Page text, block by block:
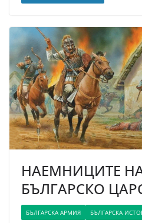
НАЕМНИЦИТЕ
БЪЛГАРСКО
БЪЛГАРСКА АРМИЯ БЪЛГАРСКА